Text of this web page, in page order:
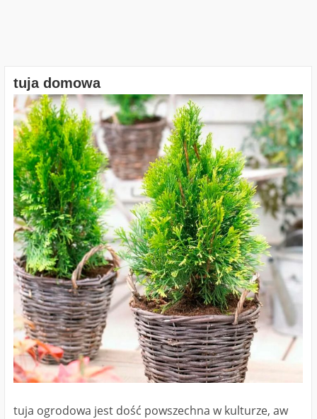
tuja domowa
tuja ogrodowa jest dość powszechna w kulturze, aw